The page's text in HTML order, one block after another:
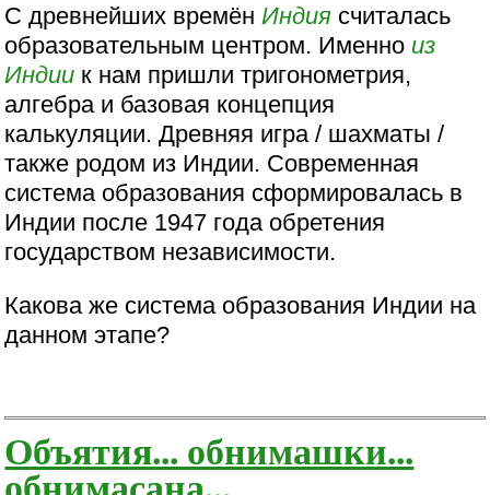
С древнейших времён Индия считалась
образовательным центром. Именно из
Индии к нам пришли тригонометрия,
алгебра и базовая концепция
калькуляции. Древняя игра / шахматы /
также родом из Индии. Современная
система образования сформировалась в
Индии после 1947 года обретения
государством независимости.
Какова же система образования Индии на
данном этапе?
Объятия... обнимашки...